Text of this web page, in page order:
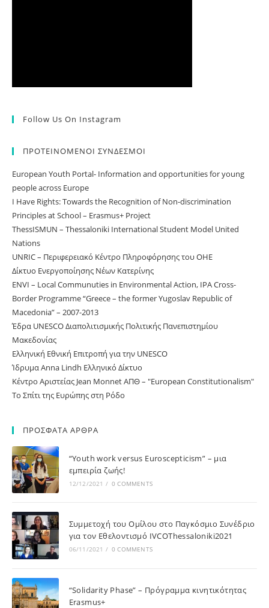
Follow Us On Instagram
ΠΡΟΤΕΙΝΟΜΕΝΟΙ ΣΥΝΔΕΣΜΟΙ
European Youth Portal- Information and opportunities for young
people across Europe
I Have Rights: Towards the Recognition of Non-discrimination
Principles at School – Erasmus+ Project
ThessISMUN – Thessaloniki International Student Model United
Nations
UNRIC – Περιφερειακό Κέντρο Πληροφόρησης του ΟΗΕ
Δίκτυο Ενεργοποίησης Νέων Κατερίνης
ΕNVI – Local Communuties in Environmental Action, IPA Cross-
Border Programme “Greece – the former Yugoslav Republic of
Macedonia” – 2007-2013
Έδρα UNESCO Διαπολιτισμικής Πολιτικής Πανεπιστημίου
Μακεδονίας
Ελληνική Εθνική Επιτροπή για την UNESCO
Ίδρυμα Anna Lindh Ελληνικό Δίκτυο
Κέντρο Αριστείας Jean Monnet ΑΠΘ – "European Constitutionalism"
Το Σπίτι της Ευρώπης στη Ρόδο
ΠΡΟΣΦΑΤΑ ΑΡΘΡΑ
“Youth work versus Euroscepticism” – μια
εμπειρία ζωής!
12/12/2021 / 0 COMMENTS
Συμμετοχή του Ομίλου στο Παγκόσμιο Συνέδριο
για τον Εθελοντισμό IVCOThessaloniki2021
06/11/2021 / 0 COMMENTS
“Solidarity Phase” – Πρόγραμμα κινητικότητας
Erasmus+